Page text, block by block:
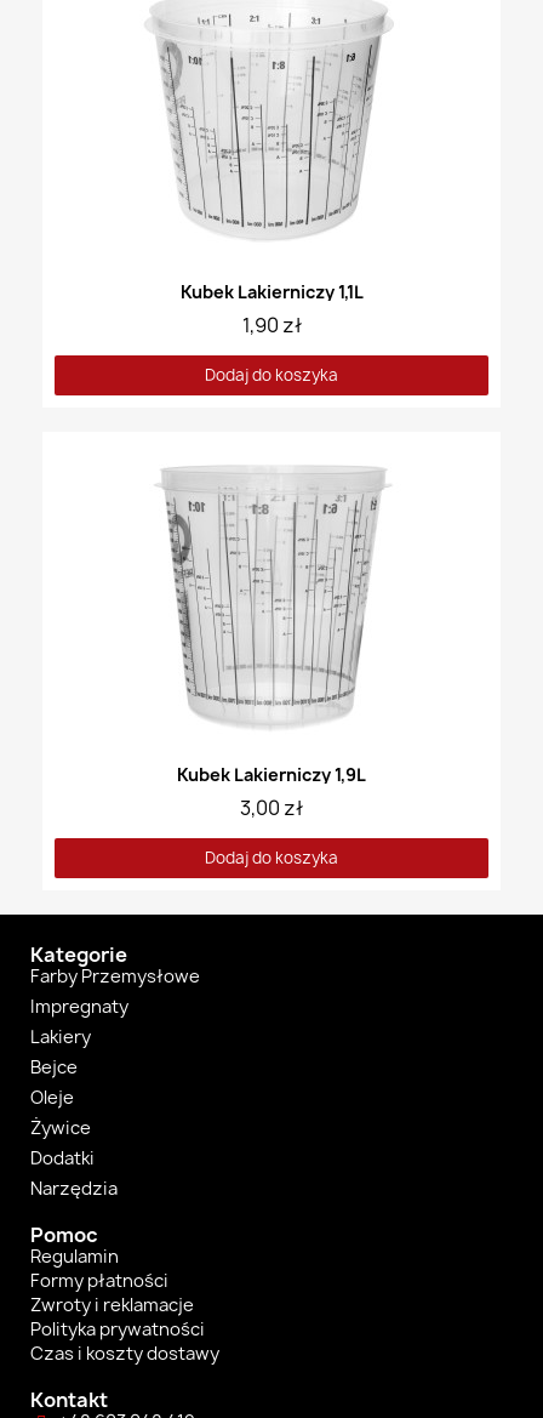
Kubek Lakierniczy 1,1L
1,90 zł
Dodaj do koszyka
Kubek Lakierniczy 1,9L
3,00 zł
Dodaj do koszyka
Kategorie
Farby Przemysłowe
Impregnaty
Lakiery
Bejce
Oleje
Żywice
Dodatki
Narzędzia
Pomoc
Regulamin
Formy płatności
Zwroty i reklamacje
Polityka prywatności
Czas i koszty dostawy
Kontakt